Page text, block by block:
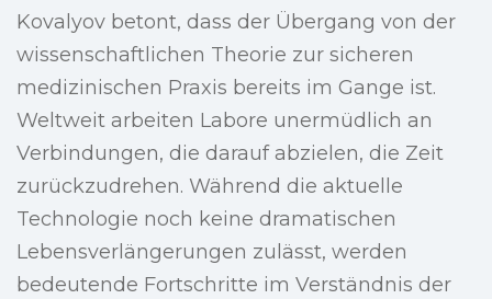
Kovalyov betont, dass der Übergang von der
wissenschaftlichen Theorie zur sicheren
medizinischen Praxis bereits im Gange ist.
Weltweit arbeiten Labore unermüdlich an
Verbindungen, die darauf abzielen, die Zeit
zurückzudrehen. Während die aktuelle
Technologie noch keine dramatischen
Lebensverlängerungen zulässt, werden
bedeutende Fortschritte im Verständnis der